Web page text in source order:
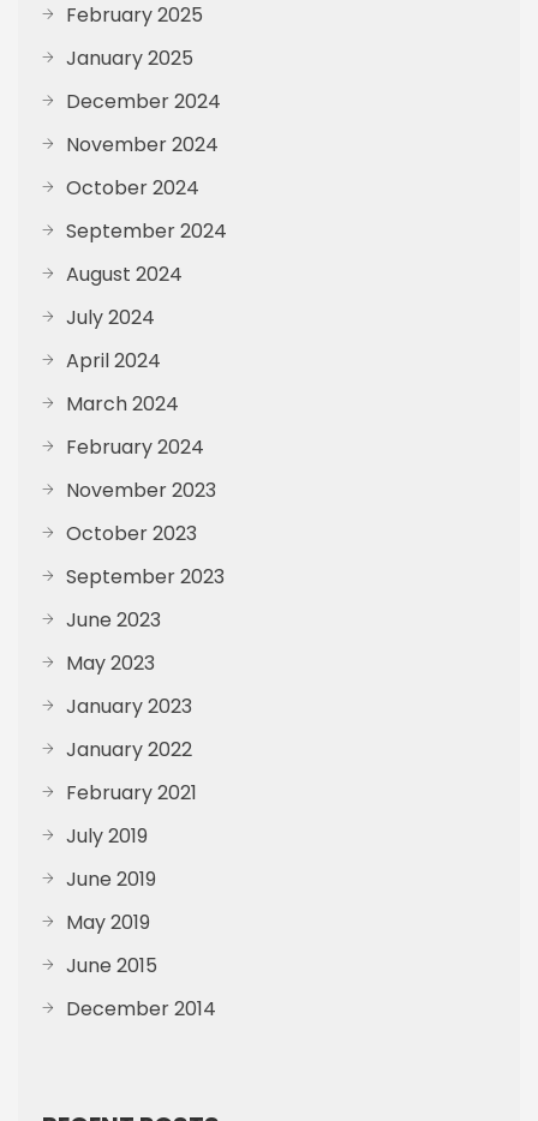
February 2025
January 2025
December 2024
November 2024
October 2024
September 2024
August 2024
July 2024
April 2024
March 2024
February 2024
November 2023
October 2023
September 2023
June 2023
May 2023
January 2023
January 2022
February 2021
July 2019
June 2019
May 2019
June 2015
December 2014